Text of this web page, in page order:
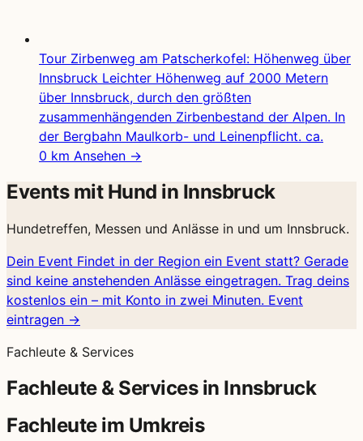
Tour Zirbenweg am Patscherkofel: Höhenweg über
Innsbruck Leichter Höhenweg auf 2000 Metern
über Innsbruck, durch den größten
zusammenhängenden Zirbenbestand der Alpen. In
der Bergbahn Maulkorb- und Leinenpflicht. ca.
0 km Ansehen →
Events mit Hund in Innsbruck
Hundetreffen, Messen und Anlässe in und um Innsbruck.
Dein Event Findet in der Region ein Event statt? Gerade
sind keine anstehenden Anlässe eingetragen. Trag deins
kostenlos ein – mit Konto in zwei Minuten. Event
eintragen →
Fachleute & Services
Fachleute & Services in Innsbruck
Fachleute im Umkreis